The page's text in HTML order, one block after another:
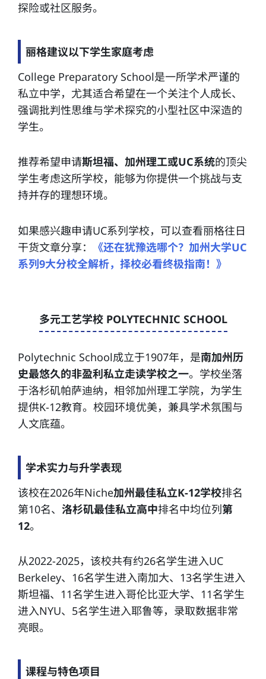
探险或社区服务。
丽格建议以下学生家庭考虑
College Preparatory School是一所学术严谨的
私立中学，尤其适合希望在一个关注个人成长、
强调批判性思维与学术探究的小型社区中深造的
学生。
推荐希望申请斯坦福、加州理工或UC系统的顶尖
学生考虑这所学校，能够为你提供一个挑战与支
持并存的理想环境。
如果感兴趣申请UC系列学校，可以查看丽格往日
干货文章分享：
《还在犹豫选哪个？加州大学UC
系列9大分校全解析，择校必看终极指南！》
多元工艺学校 POLYTECHNIC SCHOOL
Polytechnic School成立于1907年，是南加州历
史最悠久的非盈利私立走读学校之一。学校坐落
于洛杉矶帕萨迪纳，相邻加州理工学院，为学生
提供K-12教育。校园环境优美，兼具学术氛围与
人文底蕴。
学术实力与升学表现
该校在2026年Niche加州最佳私立K-12学校排名
第10名、 洛杉矶最佳私立高中排名中均位列第
12。
从2022-2025，该校共有约26名学生进入UC
Berkeley、16名学生进入南加大、13名学生进入
斯坦福、11名学生进入哥伦比亚大学、11名学生
进入NYU、5名学生进入耶鲁等，录取数据非常
亮眼。
课程与特色项目